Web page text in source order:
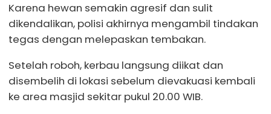
Karena hewan semakin agresif dan sulit
dikendalikan, polisi akhirnya mengambil tindakan
tegas dengan melepaskan tembakan.
Setelah roboh, kerbau langsung diikat dan
disembelih di lokasi sebelum dievakuasi kembali
ke area masjid sekitar pukul 20.00 WIB.